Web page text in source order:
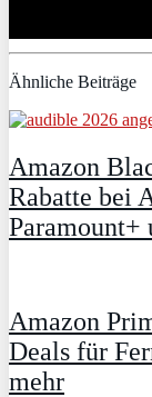
Ähnliche Beiträge
Amazon
Rabatte bei
Paramount+
Amazon
Deals für
mehr